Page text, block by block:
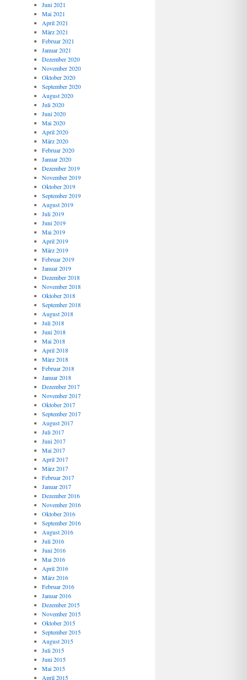
Juni 2021
Mai 2021
April 2021
März 2021
Februar 2021
Januar 2021
Dezember 2020
November 2020
Oktober 2020
September 2020
August 2020
Juli 2020
Juni 2020
Mai 2020
April 2020
März 2020
Februar 2020
Januar 2020
Dezember 2019
November 2019
Oktober 2019
September 2019
August 2019
Juli 2019
Juni 2019
Mai 2019
April 2019
März 2019
Februar 2019
Januar 2019
Dezember 2018
November 2018
Oktober 2018
September 2018
August 2018
Juli 2018
Juni 2018
Mai 2018
April 2018
März 2018
Februar 2018
Januar 2018
Dezember 2017
November 2017
Oktober 2017
September 2017
August 2017
Juli 2017
Juni 2017
Mai 2017
April 2017
März 2017
Februar 2017
Januar 2017
Dezember 2016
November 2016
Oktober 2016
September 2016
August 2016
Juli 2016
Juni 2016
Mai 2016
April 2016
März 2016
Februar 2016
Januar 2016
Dezember 2015
November 2015
Oktober 2015
September 2015
August 2015
Juli 2015
Juni 2015
Mai 2015
April 2015